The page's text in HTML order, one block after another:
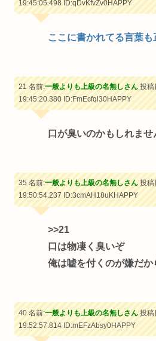
19:45:05.498ID:qDvKfvZv0HAPPY
ここに書かれてる言葉
21 名前:一般よりも上級の名無しさん投稿
19:45:20.380ID:FmEcfql30HAPPY
口が臭いのかもしれませ
35 名前:一般よりも上級の名無しさん投稿
19:50:54.237ID:3cmAH18uKHAPPY
>>21
口は物凄く臭いぞ
俺は嘘を付くのが嫌だか
40 名前:一般よりも上級の名無しさん投稿
19:52:57.814ID:mEFzAbsy0HAPPY